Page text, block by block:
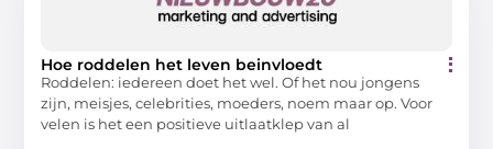
Hoe roddelen het leven beinvloedt
Roddelen: iedereen doet het wel. Of het nou jongens
zijn, meisjes, celebrities, moeders, noem maar op. Voor
velen is het een positieve uitlaatklep van al